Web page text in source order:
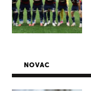
NOVAC